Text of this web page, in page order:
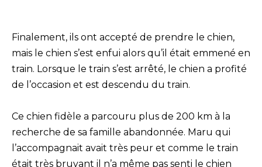
Finalement, ils ont accepté de prendre le chien,
mais le chien s’est enfui alors qu’il était emmené en
train. Lorsque le train s’est arrêté, le chien a profité
de l’occasion et est descendu du train.
Ce chien fidèle a parcouru plus de 200 km à la
recherche de sa famille abandonnée. Maru qui
l’accompagnait avait très peur et comme le train
était très bruyant il n’a même pas senti le chien